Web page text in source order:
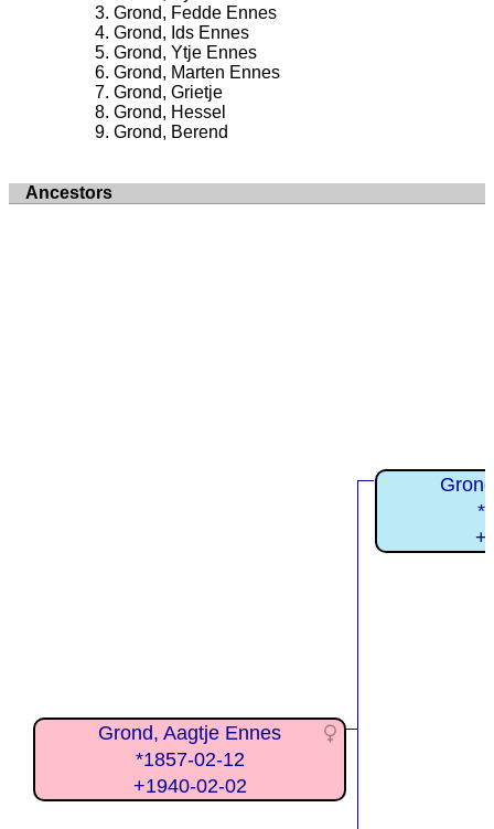
Grond, Fedde Ennes
Grond, Ids Ennes
Grond, Ytje Ennes
Grond, Marten Ennes
Grond, Grietje
Grond, Hessel
Grond, Berend
Ancestors
Grond, Aagtje Ennes
*1857-02-12
+1940-02-02